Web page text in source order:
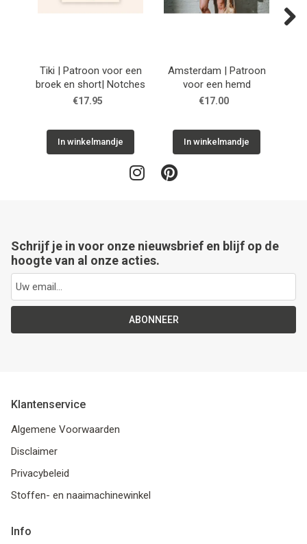
Tiki | Patroon voor een
broek en short| Notches
€17.95
In winkelmandje
Amsterdam | Patroon
voor een hemd
€17.00
In winkelmandje
Schrijf je in voor onze nieuwsbrief en blijf op de
hoogte van al onze acties.
ABONNEER
Klantenservice
Algemene Voorwaarden
Disclaimer
Privacybeleid
Stoffen- en naaimachinewinkel
Info